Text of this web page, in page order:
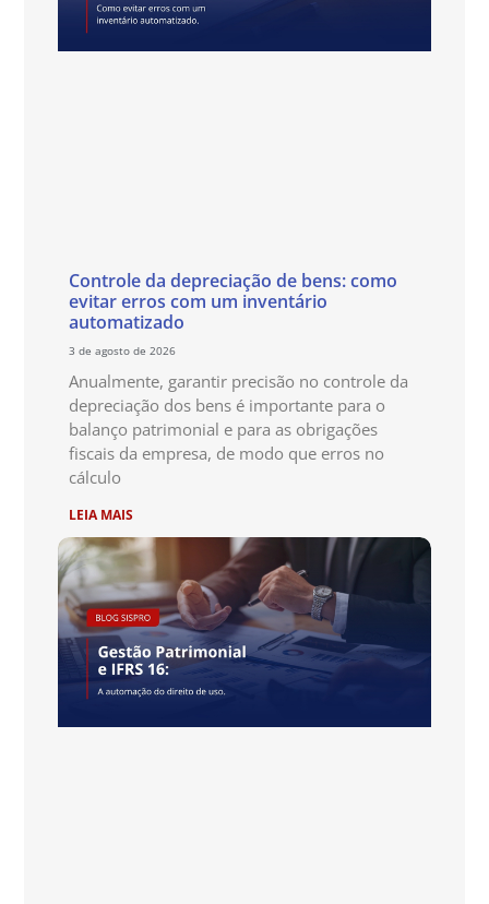
Controle da depreciação de bens: como
evitar erros com um inventário
automatizado
3 de agosto de 2026
Anualmente, garantir precisão no controle da
depreciação dos bens é importante para o
balanço patrimonial e para as obrigações
fiscais da empresa, de modo que erros no
cálculo
LEIA MAIS